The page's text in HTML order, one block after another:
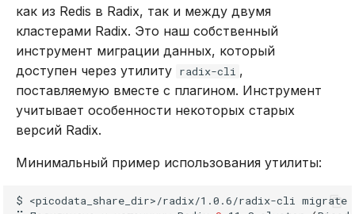
zrangestore
zrank
zrem
zremrangebylex
zremrangebyrank
как из Redis в Radix, так и между двумя
кластерами Radix. Это наш собственный
инструмент миграции данных, который
доступен через утилиту radix-cli ,
поставляемую вместе с плагином. Инструмент
учитывает особенности некоторых старых
версий Radix.
Минимальный пример использования утилиты:
$ <picodata_share_dir>/radix/1.0.6/radix-cli migrate